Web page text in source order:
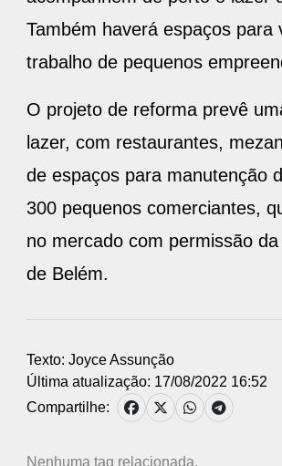
acompanhem de perto o lazer
Também haverá espaços para
O projeto de reforma prevê
lazer, com restaurantes,
de espaços para manutenção
300 pequenos comerciantes,
no mercado com permissão da
Texto: Joyce Assunção
Última atualização: 17/08/2022 16:52